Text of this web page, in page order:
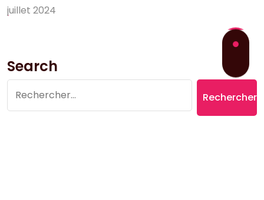
juillet 2024
Search